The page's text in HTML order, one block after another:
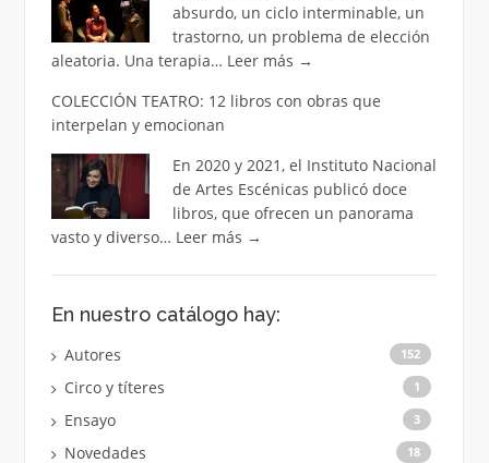
absurdo, un ciclo interminable, un
trastorno, un problema de elección
aleatoria. Una terapia… Leer más →
COLECCIÓN TEATRO: 12 libros con obras que
interpelan y emocionan
En 2020 y 2021, el Instituto Nacional
de Artes Escénicas publicó doce
libros, que ofrecen un panorama
vasto y diverso… Leer más →
En nuestro catálogo hay:
Autores 152
Circo y títeres 1
Ensayo 3
Novedades 18